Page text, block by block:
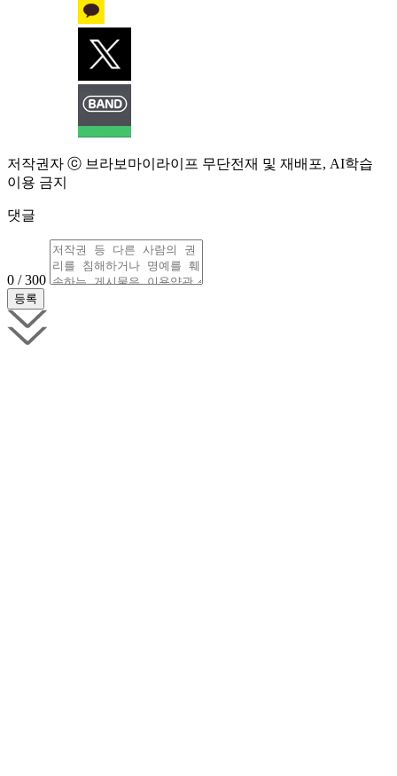
저작권자 ⓒ 브라보마이라이프 무단전재 및 재배포, AI학습
이용 금지
댓글
0 / 300